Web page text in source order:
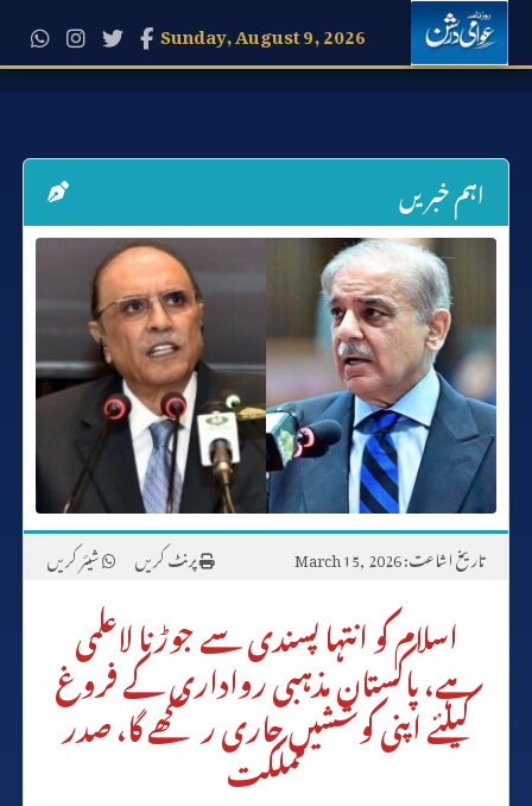
Sunday, August 9, 2026
اہم خبریں
تاریخ اشاعت: March 15, 2026 پرنٹ کریں شیئر کریں
اسلام کو انتہا پسندی سے جوڑنا لاعلمی
ہے، پاکستان مذہبی رواداری کے فروغ
کیلئے اپنی کوششیں جاری رکھے گا، صدر
مملکت